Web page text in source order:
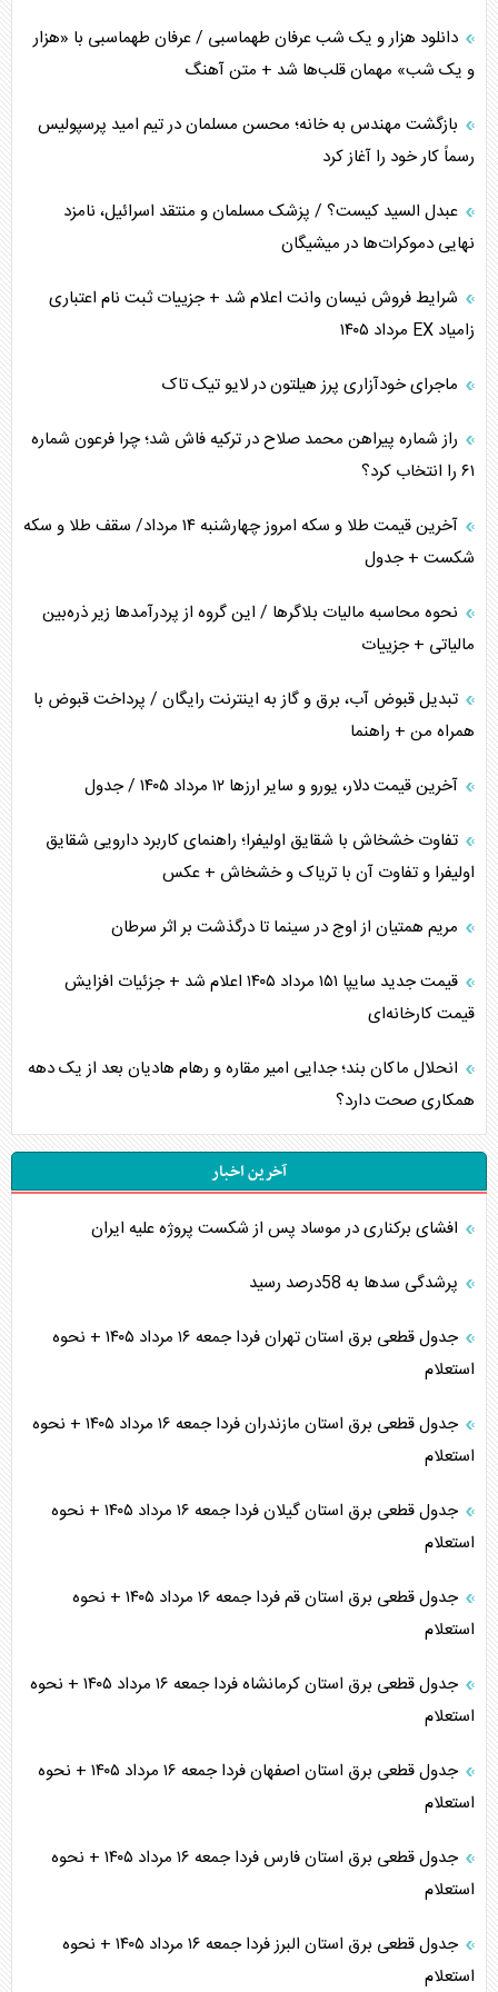
اوکراین بازوی مخرب آمریکا در غرب آسیا
اهمیت راهبردی اردن برای آمریکا
پیام، ظرفیت بالفعل‌نشده تجارت ایران
همسویی عربستان با سنتکام علیه متحدان ایران
ترامپ و توهم خلع سلاح حماس
چرا کویت به دنبال شریک امنیتی جدید است؟
اعتراف غرب به قدرت ایران در تثبیت معادلات
خطای راهبردی ترامپ مقابل برزیل
دانلود هزار و یک شب عرفان طهماسبی / عرفان طهماسبی با «هزار
و یک شب» مهمان قلب‌ها شد + متن آهنگ
بازگشت مهندس به خانه؛ محسن مسلمان در تیم امید پرسپولیس
رسماً کار خود را آغاز کرد
عبدل السید کیست؟ / پزشک مسلمان و منتقد اسرائیل، نامزد
نهایی دموکرات‌ها در میشیگان
شرایط فروش نیسان وانت اعلام شد + جزییات ثبت نام اعتباری
زامیاد EX مرداد ۱۴۰۵
ماجرای خودآزاری پرز هیلتون در لایو تیک تاک
راز شماره پیراهن محمد صلاح در ترکیه فاش شد؛ چرا فرعون شماره
۶۱ را انتخاب کرد؟
آخرین قیمت طلا و سکه امروز چهارشنبه ۱۴ مرداد/ سقف طلا و سکه
شکست + جدول
نحوه محاسبه مالیات بلاگر‌ها / این گروه از پردرآمد‌ها زیر ذره‌بین
مالیاتی + جزییات
تبدیل قبوض آب، برق و گاز به اینترنت رایگان / پرداخت قبوض با
همراه من + راهنما
آخرین قیمت دلار، یورو و سایر ارز‌ها ۱۲ مرداد ۱۴۰۵ / جدول
تفاوت خشخاش با شقایق اولیفرا؛ راهنمای کاربرد دارویی شقایق
اولیفرا و تفاوت آن با تریاک و خشخاش + عکس
مریم همتیان از اوج در سینما تا درگذشت بر اثر سرطان
قیمت جدید سایپا ۱۵۱ مرداد ۱۴۰۵ اعلام شد + جزئیات افزایش
قیمت کارخانه‌ای
انحلال ماکان بند؛ جدایی امیر مقاره و رهام هادیان بعد از یک دهه
همکاری صحت دارد؟
آخرین اخبار
افشای برکناری در موساد پس از شکست پروژه علیه ایران
پرشدگی سدها به 58درصد رسید
جدول قطعی برق استان تهران فردا جمعه ۱۶ مرداد ۱۴۰۵ + نحوه
استعلام
جدول قطعی برق استان مازندران فردا جمعه ۱۶ مرداد ۱۴۰۵ + نحوه
استعلام
جدول قطعی برق استان گیلان فردا جمعه ۱۶ مرداد ۱۴۰۵ + نحوه
استعلام
جدول قطعی برق استان قم فردا جمعه ۱۶ مرداد ۱۴۰۵ + نحوه
استعلام
جدول قطعی برق استان کرمانشاه فردا جمعه ۱۶ مرداد ۱۴۰۵ + نحوه
استعلام
جدول قطعی برق استان اصفهان فردا جمعه ۱۶ مرداد ۱۴۰۵ + نحوه
استعلام
جدول قطعی برق استان فارس فردا جمعه ۱۶ مرداد ۱۴۰۵ + نحوه
استعلام
جدول قطعی برق استان البرز فردا جمعه ۱۶ مرداد ۱۴۰۵ + نحوه
استعلام